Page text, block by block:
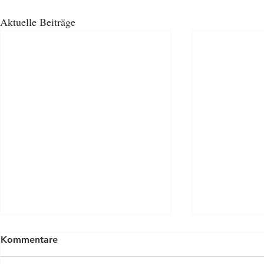
Aktuelle Beiträge
Kommentare